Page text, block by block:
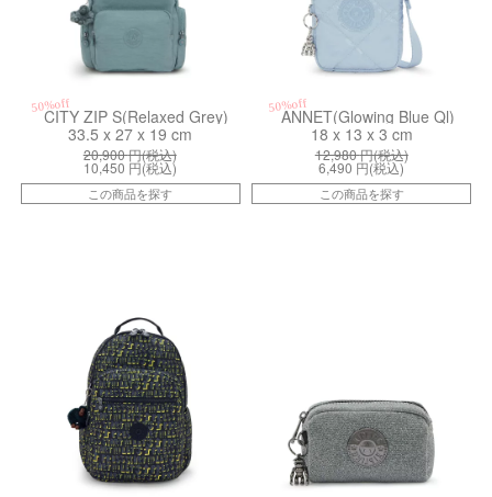
50%off
CITY ZIP S(Relaxed Grey)
33.5 x 27 x 19 cm
20,900円(税込)
10,450 円(税込)
この商品を探す
50%off
ANNET(Glowing Blue Ql)
18 x 13 x 3 cm
12,980円(税込)
6,490 円(税込)
この商品を探す